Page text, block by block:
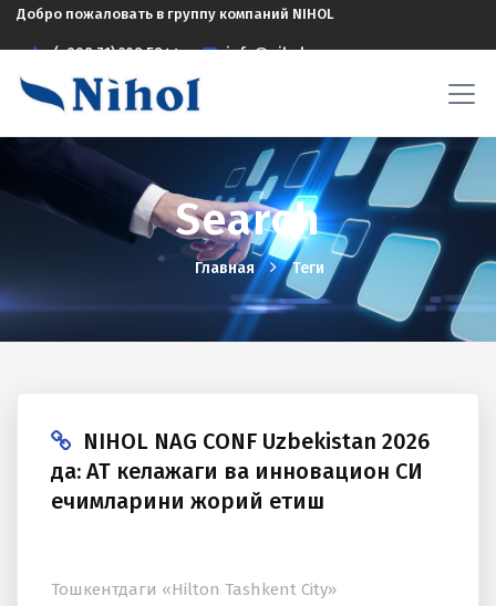
Добро пожаловать в группу компаний NIHOL
(+998 71) 208 5844 info@nihol.uz
Search
Главная Теги
NIHOL NAG CONF Uzbekistan 2026
да: АТ келажаги ва инновацион СИ
ечимларини жорий етиш
Тошкентдаги «Hilton Tashkent City»